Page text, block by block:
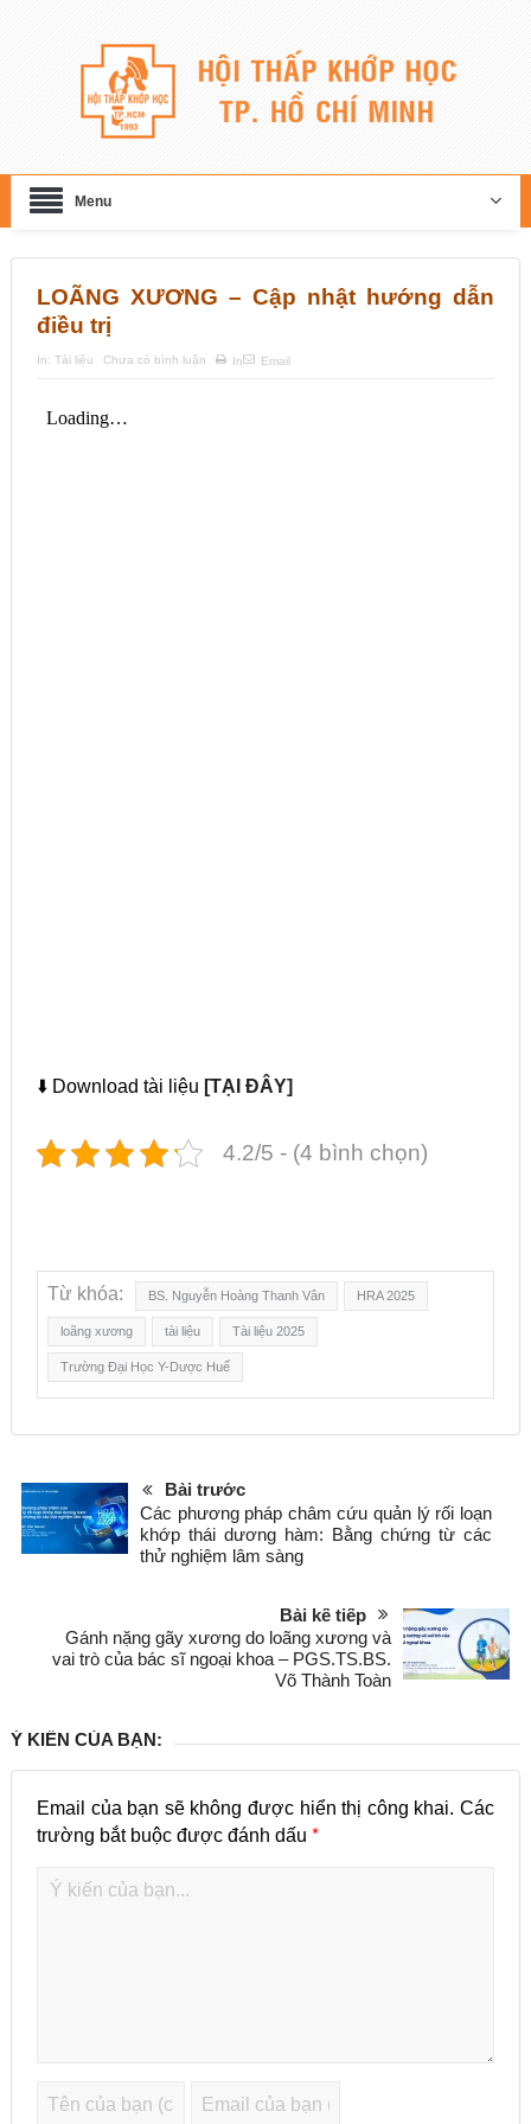
Menu
LOÃNG XƯƠNG – Cập nhật hướng dẫn
điều trị
In: Tài liệu Chưa có bình luận In Email
⬇️ Download tài liệu [TẠI ĐÂY]
4.2/5 - (4 bình chọn)
Từ khóa: BS. Nguyễn Hoàng Thanh Vân HRA 2025
loãng xương tài liệu Tài liệu 2025
Trường Đại Học Y-Dược Huế
Bài trước
Các phương pháp châm cứu quản lý rối loạn
khớp thái dương hàm: Bằng chứng từ các
thử nghiệm lâm sàng
Bài kế tiếp
Gánh nặng gãy xương do loãng xương và
vai trò của bác sĩ ngoại khoa – PGS.TS.BS.
Võ Thành Toàn
Ý KIẾN CỦA BẠN:
Email của bạn sẽ không được hiển thị công khai. Các
trường bắt buộc được đánh dấu *